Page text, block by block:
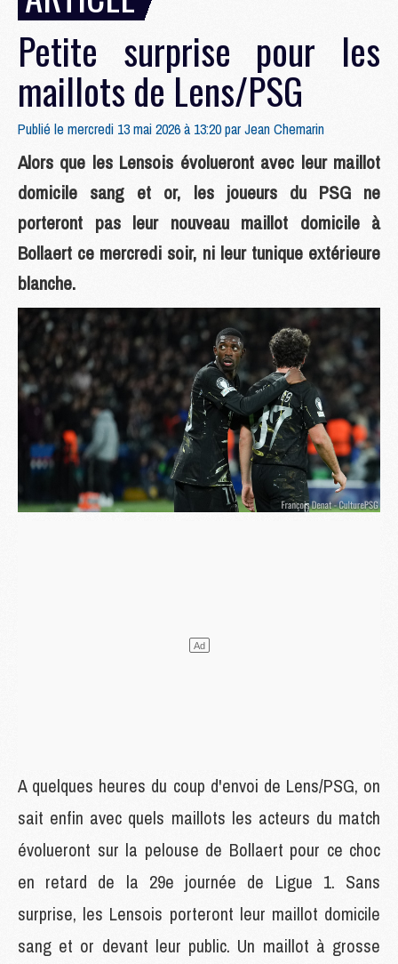
Petite surprise pour les
maillots de Lens/PSG
Publié le mercredi 13 mai 2026 à 13:20 parJean Chemarin
Alors que les Lensois évolueront avec leur maillot
domicile sang et or, les joueurs du PSG ne
porteront pas leur nouveau maillot domicile à
Bollaert ce mercredi soir, ni leur tunique extérieure
blanche.
A quelques heures du coup d'envoi de Lens/PSG, on
sait enfin avec quels maillots les acteurs du match
évolueront sur la pelouse de Bollaert pour ce choc
en retard de la 29e journée de Ligue 1. Sans
surprise, les Lensois porteront leur maillot domicile
sang et or devant leur public. Un maillot à grosse